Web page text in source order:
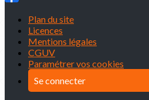
Plan du site
Licences
Mentions légales
CGUV
Paramétrer vos cookies
Se connecter